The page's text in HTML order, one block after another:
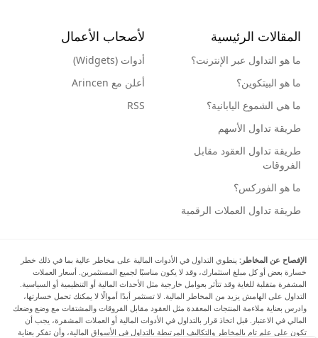
المقالات الرئيسية
ما هو التداول عبر الإنترنت؟
ما هو البيتكوين؟
ما هي الشموع اليابانية؟
طريقة تداول الأسهم
طريقة تداول العقود مقابل
الفروقات
ما هو الفوركس؟
طريقة تداول العملات الرقمية
لأصحاب الأعمال
أدوات (Widgets)
أعلن مع Arincen
RSS
الإفصاح عن المخاطر: ينطوي التداول في الأدوات المالية على مخاطر عالية بما في ذلك خطر
خسارة بعض أو كل مبلغ استثمارك، وقد لا يكون مناسبًا لجميع المستثمرين. أسعار العملات
المشفرة متقلبة للغاية وقد تتأثر بعوامل خارجية مثل الأحداث المالية أو التنظيمية أو السياسية.
التداول على الهامش يزيد من المخاطر المالية. لا تستثمر أبدًا أموالًا لا يمكنك تحمل خسارتها،
وادرس بعناية ملاءمة المنتجات المعقدة مثل العقود مقابل الفروقات والمشتقات مع وضع وضعك
المالي في الاعتبار. قبل اتخاذ قرار بالتداول في الأدوات المالية أو العملات المشفرة، يجب أن
تكون على علم تام بالمخاطر والتكاليف المرتبطة بالتداول في الأسواق المالية، وأن تفكر بعناية